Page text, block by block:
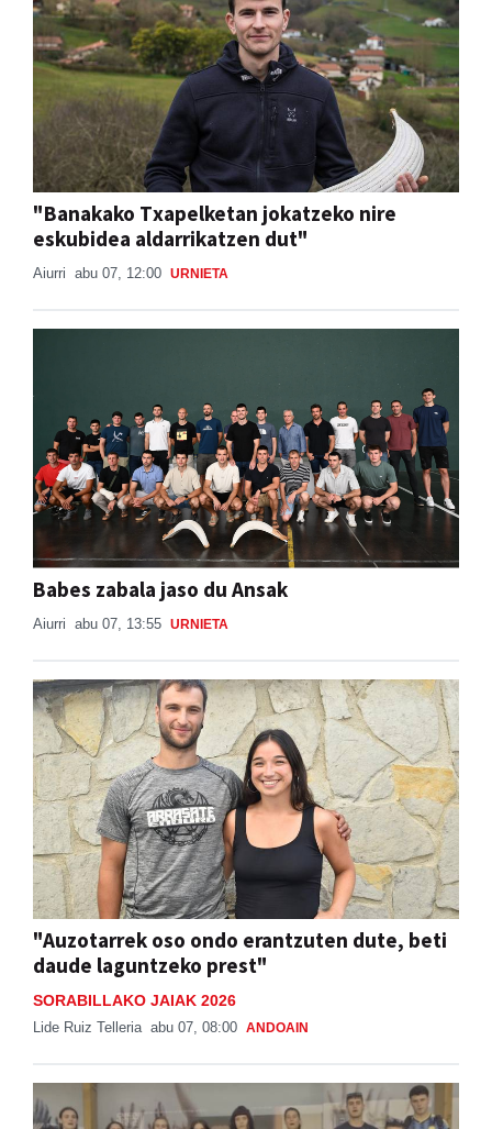
"Banakako Txapelketan jokatzeko nire
eskubidea aldarrikatzen dut"
Aiurri abu 07, 12:00 URNIETA
Babes zabala jaso du Ansak
Aiurri abu 07, 13:55 URNIETA
"Auzotarrek oso ondo erantzuten dute, beti
daude laguntzeko prest"
SORABILLAKO JAIAK 2026
Lide Ruiz Telleria abu 07, 08:00 ANDOAIN